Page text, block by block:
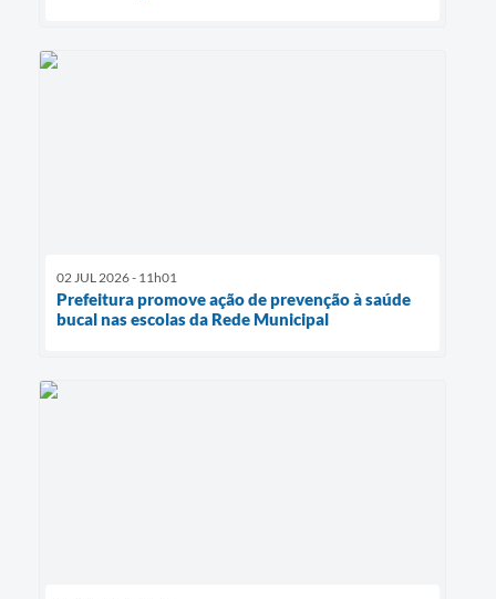
02 JUL 2026 - 11h01
Prefeitura promove ação de prevenção à saúde
bucal nas escolas da Rede Municipal